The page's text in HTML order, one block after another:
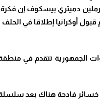
دميتري بيسكوف إن فكرة
قبول أوكرانيا إطلاقا في
الجمهورية تتقدم في
فادحة هناك بعد سلسلة